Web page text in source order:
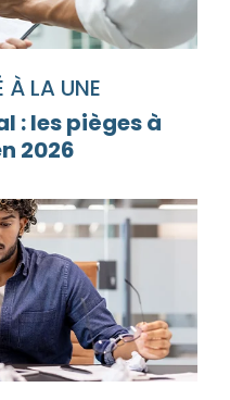
À LA UNE
: les pièges à
2026